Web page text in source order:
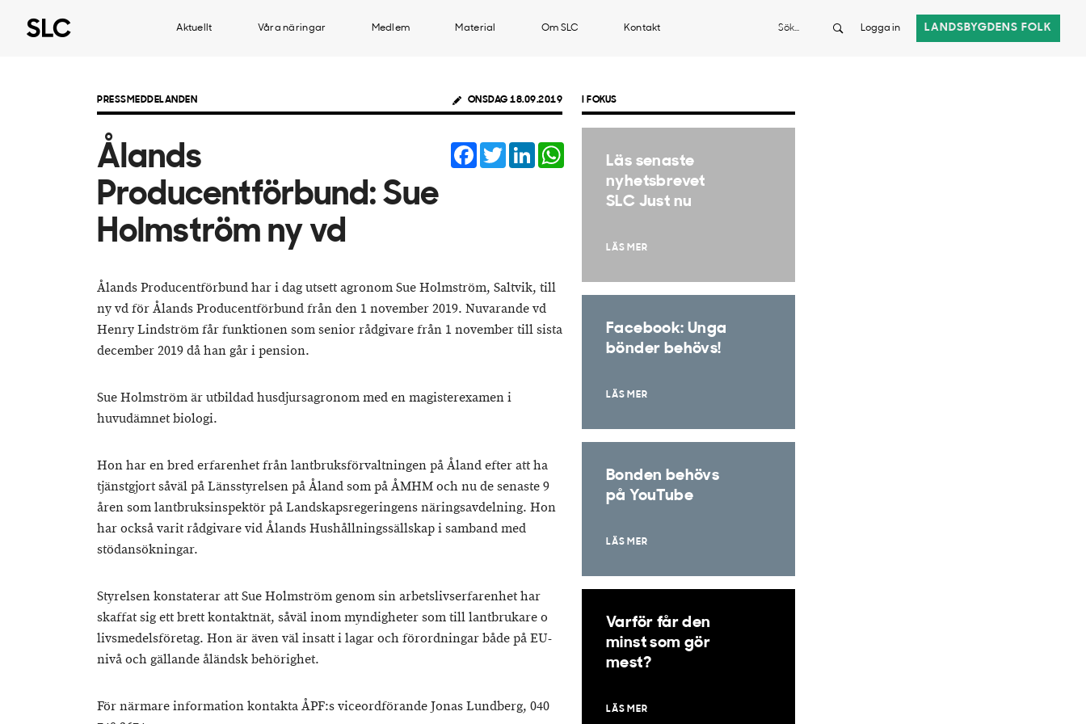
Aktuellt Våra näringar Medlem Material Om SLC Kontakt Sök Logga in LANDSBYGDENS FOLK
PRESSMEDDELANDEN ONSDAG 18.09.2019
Ålands
Producentförbund: Sue
Holmström ny vd
Facebook
TwitterLinkedIn
Ålands Producentförbund har i dag utsett agronom Sue Holmström, Saltvik, till
ny vd för Ålands Producentförbund från den 1 november 2019. Nuvarande vd
Henry Lindström får funktionen som senior rådgivare från 1 november till sista
december 2019 då han går i pension.
Sue Holmström är utbildad husdjursagronom med en magisterexamen i
huvudämnet biologi.
Hon har en bred erfarenhet från lantbruksförvaltningen på Åland efter att ha
tjänstgjort såväl på Länsstyrelsen på Åland som på ÅMHM och nu de senaste 9
åren som lantbruksinspektör på Landskapsregeringens näringsavdelning. Hon
har också varit rådgivare vid Ålands Hushållningssällskap i samband med
stödansökningar.
Styrelsen konstaterar att Sue Holmström genom sin arbetslivserfarenhet har
skaffat sig ett brett kontaktnät, såväl inom myndigheter som till lantbrukare o
livsmedelsföretag. Hon är även väl insatt i lagar och förordningar både på EU-
nivå och gällande åländsk behörighet.
För närmare information kontakta ÅPF:s viceordförande Jonas Lundberg, 040
I FOKUS
Läs senaste
nyhetsbrevet
SLC Just nu
LÄS MER
Facebook: Unga
bönder behövs!
LÄS MER
Bonden behövs
på YouTube
LÄS MER
Varför får den
minst som gör
mest?
LÄS MER